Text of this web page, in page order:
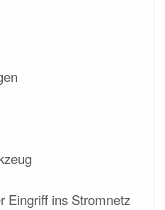
Eingriff ins Stromnetz